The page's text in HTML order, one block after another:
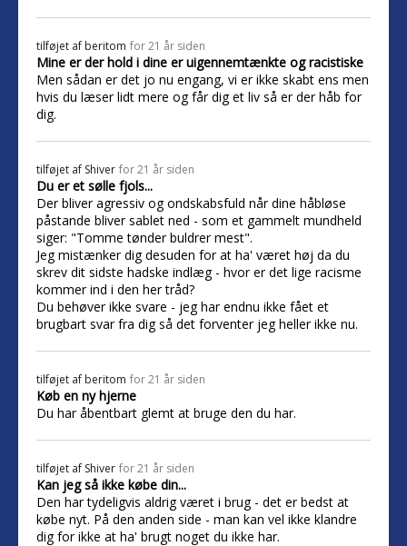
tilføjet af beritom for 21 år siden
Mine er der hold i dine er uigennemtænkte og racistiske
Men sådan er det jo nu engang, vi er ikke skabt ens men
hvis du læser lidt mere og får dig et liv så er der håb for
dig.
tilføjet af Shiver for 21 år siden
Du er et sølle fjols...
Der bliver agressiv og ondskabsfuld når dine håbløse
påstande bliver sablet ned - som et gammelt mundheld
siger: "Tomme tønder buldrer mest".
Jeg mistænker dig desuden for at ha' været høj da du
skrev dit sidste hadske indlæg - hvor er det lige racisme
kommer ind i den her tråd?
Du behøver ikke svare - jeg har endnu ikke fået et
brugbart svar fra dig så det forventer jeg heller ikke nu.
tilføjet af beritom for 21 år siden
Køb en ny hjerne
Du har åbentbart glemt at bruge den du har.
tilføjet af Shiver for 21 år siden
Kan jeg så ikke købe din...
Den har tydeligvis aldrig været i brug - det er bedst at
købe nyt. På den anden side - man kan vel ikke klandre
dig for ikke at ha' brugt noget du ikke har.